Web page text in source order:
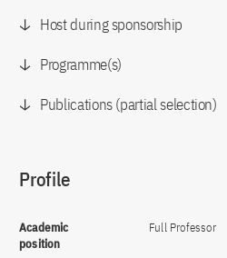
Host during sponsorship
Programme(s)
Publications (partial selection)
Profile
Academic
position
Full Professor